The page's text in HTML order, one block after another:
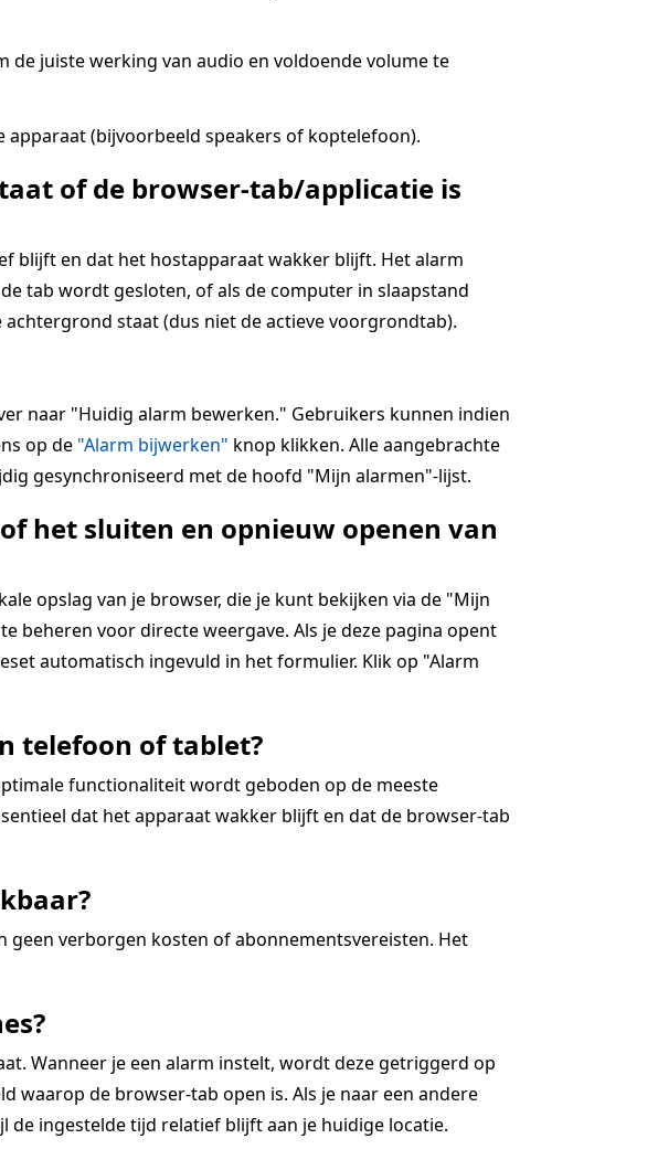
de juiste werking van audio en voldoende volume te
(bijvoorbeeld speakers of koptelefoon).
of de browser-tab/applicatie is
blijft en dat het hostapparaat wakker blijft. Het alarm
tab wordt gesloten, of als de computer in slaapstand
staat (dus niet de actieve voorgrondtab).
naar "Huidig alarm bewerken." Gebruikers kunnen indien
op de "Alarm bijwerken" knop klikken. Alle aangebrachte
gesynchroniseerd met de hoofd "Mijn alarmen"-lijst.
het sluiten en opnieuw openen van
opslag van je browser, die je kunt bekijken via de "Mijn
beheren voor directe weergave. Als je deze pagina opent
automatisch ingevuld in het formulier. Klik op "Alarm
telefoon of tablet?
functionaliteit wordt geboden op de meeste
dat het apparaat wakker blijft en dat de browser-tab
geen verborgen kosten of abonnementsvereisten. Het
Wanneer je een alarm instelt, wordt deze getriggerd op
waarop de browser-tab open is. Als je naar een andere
de ingestelde tijd relatief blijft aan je huidige locatie.